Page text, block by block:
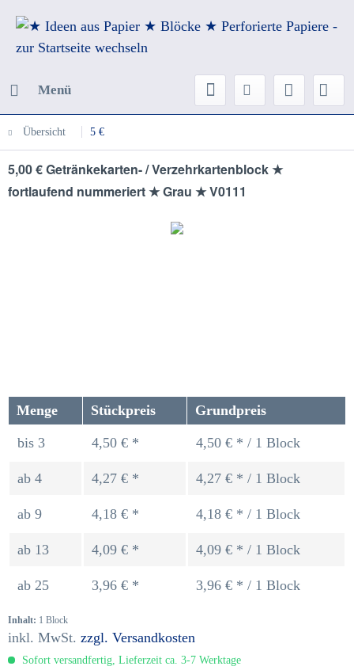
Menü
Übersicht 5 €
5,00 € Getränkekarten- / Verzehrkartenblock ★
fortlaufend nummeriert ★ Grau ★ V0111
Menge Stückpreis Grundpreis
bis 3 4,50 € * 4,50 € * / 1 Block
ab 4 4,27 € * 4,27 € * / 1 Block
ab 9 4,18 € * 4,18 € * / 1 Block
ab 13 4,09 € * 4,09 € * / 1 Block
ab 25 3,96 € * 3,96 € * / 1 Block
Inhalt: 1 Block
inkl. MwSt. zzgl. Versandkosten
Sofort versandfertig, Lieferzeit ca. 3-7 Werktage